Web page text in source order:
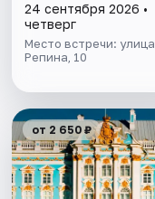
24 сентября 2026 •
четверг
Место встречи: улица
Репина, 10
от 2 650 ₽